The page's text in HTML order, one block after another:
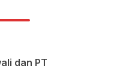
dan PT